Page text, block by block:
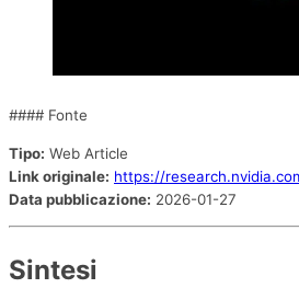
#### Fonte
Tipo: Web Article
Link originale: https://
Data pubblicazione: 2026-01-27
Sintesi